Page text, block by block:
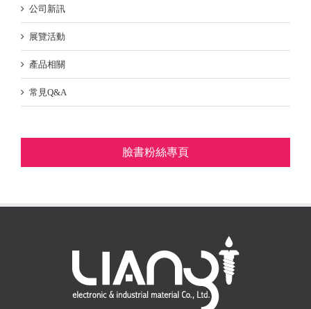
公司新訊
展覽活動
產品相關
常見Q&A
臉書粉絲專頁